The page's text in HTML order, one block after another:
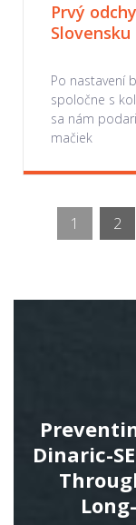
Prvý
Slovensku
Po nastavení
spoločne s
sa nám
mačiek
1 2
Dinaric-